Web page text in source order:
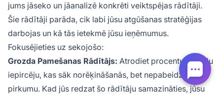
jums jāseko un jāanalizē konkrēti veiktspējas rādītāji.
Šie rādītāji parāda, cik labi jūsu atgūšanas stratēģijas
darbojas un kā tās ietekmē jūsu ieņēmumus.
Fokusējieties uz sekojošo:
Grozda Pamešanas Rādītājs: Atrodiet procentuālo daļu
iepircēju, kas sāk norēķināšanās, bet nepabeidz savu
pirkumu. Kad jūs redzat šo rādītāju samazināties, jūsu